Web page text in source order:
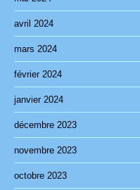
avril 2024
mars 2024
février 2024
janvier 2024
décembre 2023
novembre 2023
octobre 2023